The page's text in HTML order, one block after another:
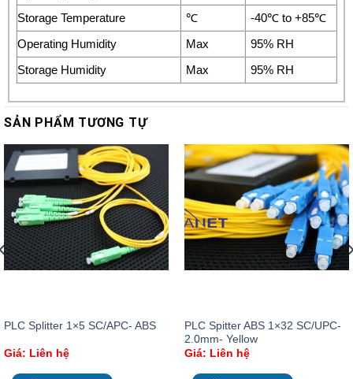
Storage Temperature
℃
-40℃ to +85℃
Operating Humidity
Max
95% RH
Storage Humidity
Max 95% RH
SẢN PHẨM TƯƠNG TỰ
PLC Splitter 1×5 SC/APC- ABS
Giá: Liên hệ
PLC Spitter ABS 1×32 SC/UPC-
2.0mm- Yellow
Giá: Liên hệ